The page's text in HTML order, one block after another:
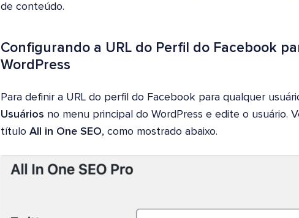
de conteúdo.
Configurando a URL do Perfil do Facebook
WordPress
Para definir a URL do perfil do Facebook para qualquer
Usuários no menu principal do WordPress e edite o usuário.
título All in One SEO, como mostrado abaixo.